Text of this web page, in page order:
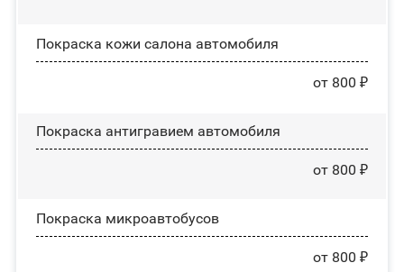
Покраска кожи салона автомобиля
от 800 ₽
Покраска антигравием автомобиля
от 800 ₽
Покраска микроавтобусов
от 800 ₽